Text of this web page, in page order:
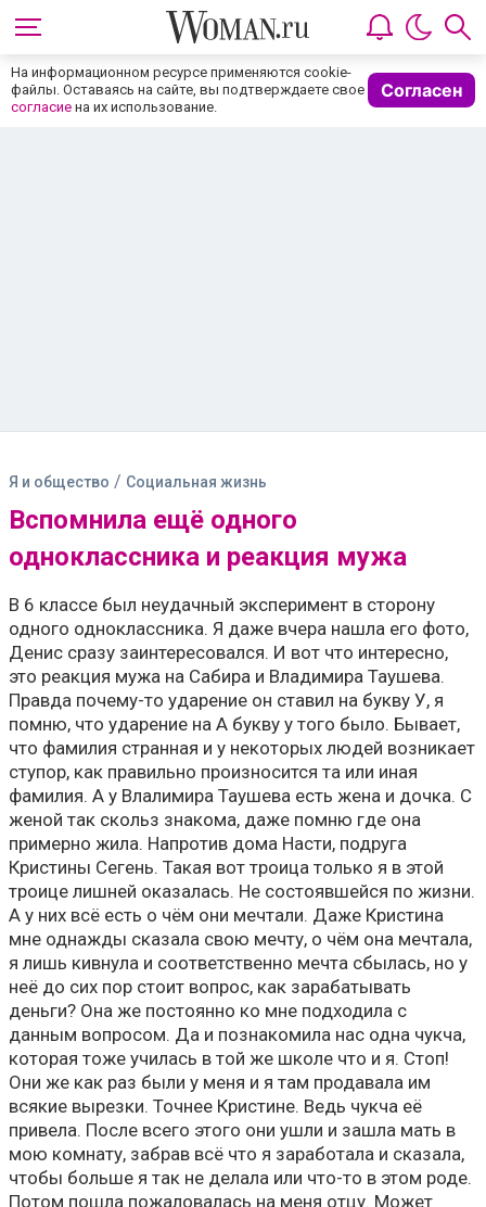
На информационном ресурсе применяются cookie-
файлы. Оставаясь на сайте, вы подтверждаете свое
согласие на их использование.
Согласен
Я и общество / Социальная жизнь
Вспомнила ещё одного
одноклассника и реакция мужа
В 6 классе был неудачный эксперимент в сторону
одного одноклассника. Я даже вчера нашла его фото,
Денис сразу заинтересовался. И вот что интересно,
это реакция мужа на Сабира и Владимира Таушева.
Правда почему-то ударение он ставил на букву У, я
помню, что ударение на А букву у того было. Бывает,
что фамилия странная и у некоторых людей возникает
ступор, как правильно произносится та или иная
фамилия. А у Влалимира Таушева есть жена и дочка. С
женой так скольз знакома, даже помню где она
примерно жила. Напротив дома Насти, подруга
Кристины Сегень. Такая вот троица только я в этой
троице лишней оказалась. Не состоявшейся по жизни.
А у них всё есть о чём они мечтали. Даже Кристина
мне однажды сказала свою мечту, о чём она мечтала,
я лишь кивнула и соответственно мечта сбылась, но у
неё до сих пор стоит вопрос, как зарабатывать
деньги? Она же постоянно ко мне подходила с
данным вопросом. Да и познакомила нас одна чукча,
которая тоже училась в той же школе что и я. Стоп!
Они же как раз были у меня и я там продавала им
всякие вырезки. Точнее Кристине. Ведь чукча её
привела. После всего этого они ушли и зашла мать в
мою комнату, забрав всё что я заработала и сказала,
чтобы больше я так не делала или что-то в этом роде.
Потом пошла пожаловалась на меня отцу. Может